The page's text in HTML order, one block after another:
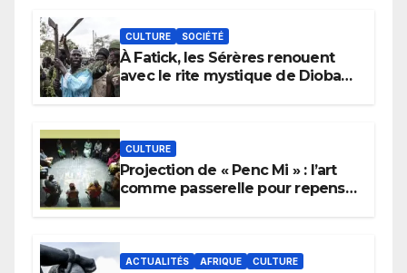
CULTURE SOCIÉTÉ
À Fatick, les Sérères renouent
avec le rite mystique de Diobaye
CULTURE
Projection de « Penc Mi » : l’art
comme passerelle pour repenser
ACTUALITÉS AFRIQUE CULTURE